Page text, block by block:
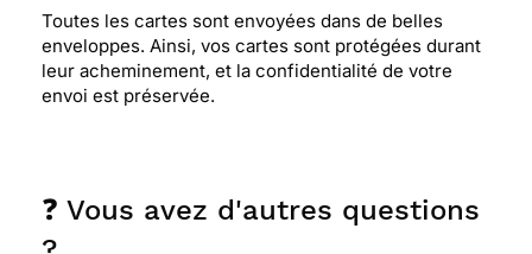
Toutes les cartes sont envoyées dans de belles
enveloppes. Ainsi, vos cartes sont protégées durant
leur acheminement, et la confidentialité de votre
envoi est préservée.
❓ Vous avez d'autres questions